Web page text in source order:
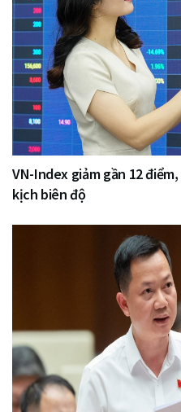
VN-Index giảm gần 12
kịch biên độ